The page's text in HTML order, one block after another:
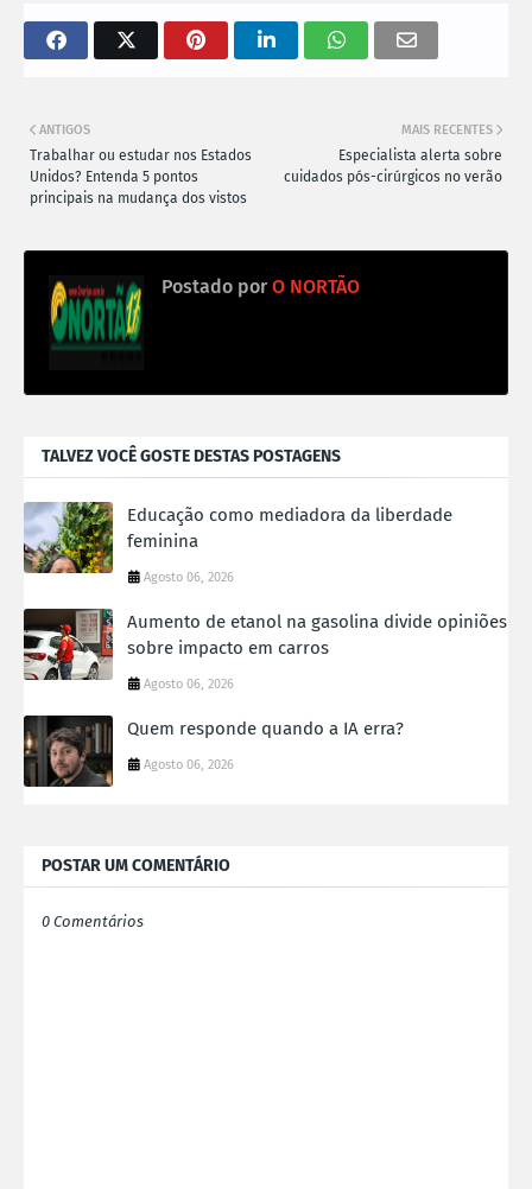
MAIS RECENTES
Especialista alerta sobre
cuidados pós-cirúrgicos no verão
ANTIGOS
Trabalhar ou estudar nos Estados
Unidos? Entenda 5 pontos
principais na mudança dos vistos
Postado por O NORTÃO
TALVEZ VOCÊ GOSTE DESTAS POSTAGENS
Educação como mediadora da liberdade
feminina
Agosto 06, 2026
Aumento de etanol na gasolina divide opiniões
sobre impacto em carros
Agosto 06, 2026
Quem responde quando a IA erra?
Agosto 06, 2026
POSTAR UM COMENTÁRIO
0 Comentários